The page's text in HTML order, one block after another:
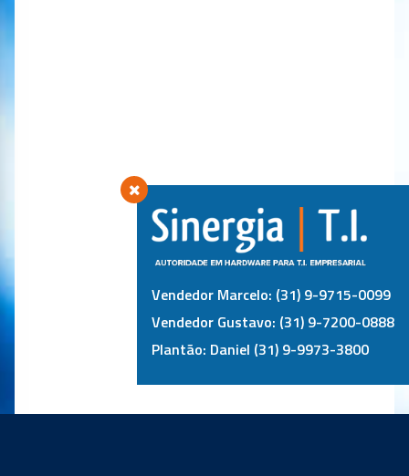
Vendedor Marcelo: (31) 9-9715-0099
Vendedor Gustavo: (31) 9-7200-0888
Plantão: Daniel (31) 9-9973-3800